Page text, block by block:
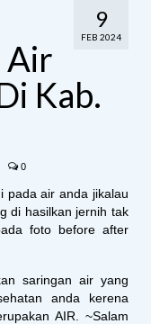
9
FEB 2024
Air
Kab.
0
pada air anda jikalau
di hasilkan jernih tak
foto before after
saringan air yang
anda kerena
AIR. ~Salam